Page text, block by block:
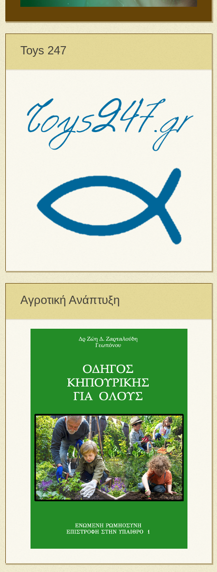
Toys 247
Αγροτική Ανάπτυξη